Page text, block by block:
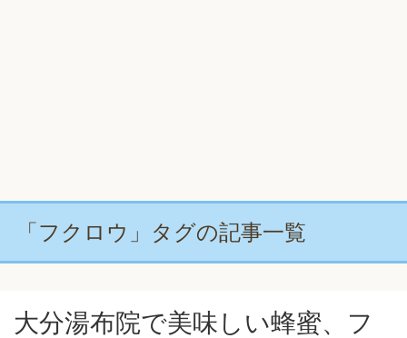
「フクロウ」タグの記事一覧
大分湯布院で美味しい蜂蜜、フ